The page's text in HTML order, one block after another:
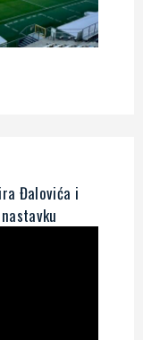
Đalovića i